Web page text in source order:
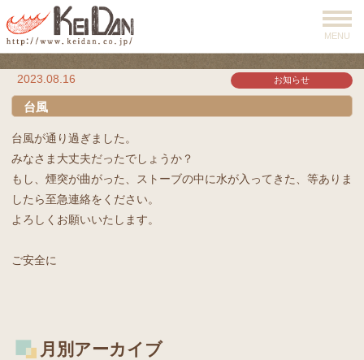
MENU
2023.08.16 お知らせ
台風
台風が通り過ぎました。
みなさま大丈夫だったでしょうか？
もし、煙突が曲がった、ストーブの中に水が入ってきた、等ありま
したら至急連絡をください。
よろしくお願いいたします。
ご安全に
月別アーカイブ